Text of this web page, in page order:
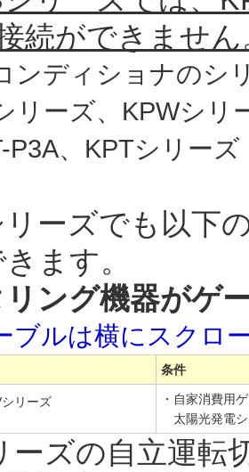
続ができません
ンディショナのシ
リーズ、KPWシリ
P3A、KPTシリーズ
ーズでも以下
ます。
リング機器がゲ
条件
リーズ
・自家消費用
太陽光発電シ
ーズの自立運転